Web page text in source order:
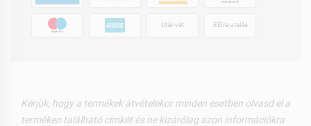
Utánvét Előre utalás
Kérjük, hogy a termékek átvételekor minden esetben olvasd el a
terméken található címkét és ne kizárólag azon információkra